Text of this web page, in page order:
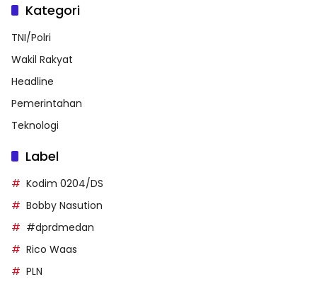
Kategori
TNI/Polri
Wakil Rakyat
Headline
Pemerintahan
Teknologi
Label
Kodim 0204/DS
Bobby Nasution
#dprdmedan
Rico Waas
PLN